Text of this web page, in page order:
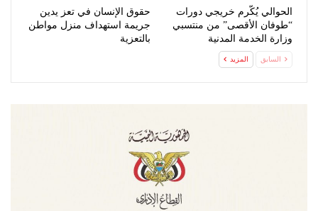
الحوالي يُكّرم خريجي دورات
“طوفان الأقصى” من منتسبي
وزارة الخدمة المدنية
حقوق الإنسان في تعز يدين
جريمة استهداف منزل مواطن
بالتعزية
السابق المزيد